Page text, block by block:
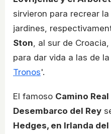
sirvieron para recrear la
jardines,
Ston , al sur de
para dar vida a las de la
Tronos'.
El famoso Camino
Desembarco del Rey
Hedges, en Irlanda